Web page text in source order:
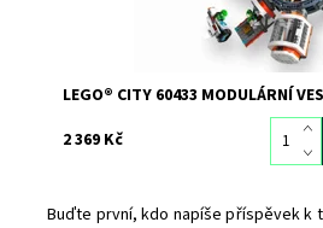
LEGO® CITY 60433 MODULÁRNÍ
2 369 Kč
Buďte první, kdo napíše příspěvek k